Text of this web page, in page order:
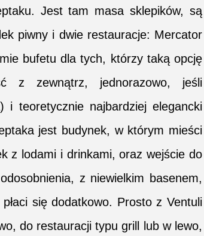
Jest tam masa sklepików, są
piwny i dwie restauracje: Mercator
bufetu dla tych, którzy taką opcję
z zewnątrz, jednorazowo, jeśli
i teoretycznie najbardziej elegancki
jest budynek, w którym mieści
z lodami i drinkami, oraz wejście do
z niewielkim basenem,
się dodatkowo. Prosto z Ventuli
do restauracji typu grill lub w lewo,